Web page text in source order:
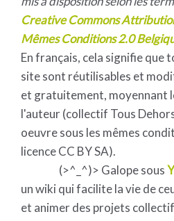
Creative Commons
Mêmes Conditions 2.0
En français, cela signifie que
site sont réutilisables et
et gratuitement, moyennant
l'auteur (collectif Tous
oeuvre sous les mêmes
licence CC BY SA).
(>^_^)> Galope sous
un wiki qui facilite la vie de
et animer des projets